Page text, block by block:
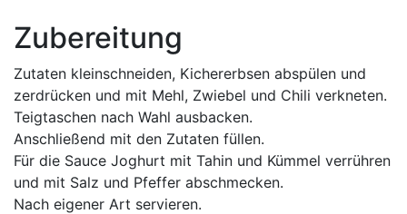
Zubereitung
Zutaten kleinschneiden, Kichererbsen abspülen und
zerdrücken und mit Mehl, Zwiebel und Chili verkneten.
Teigtaschen nach Wahl ausbacken.
Anschließend mit den Zutaten füllen.
Für die Sauce Joghurt mit Tahin und Kümmel verrühren
und mit Salz und Pfeffer abschmecken.
Nach eigener Art servieren.